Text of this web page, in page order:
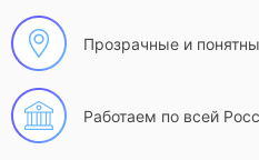
Прозрачные и
Работаем по всей